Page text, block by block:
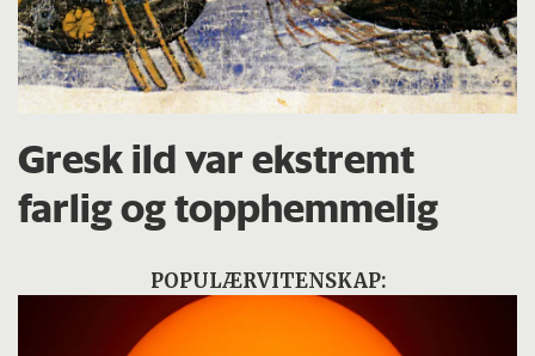
Gresk ild var ekstremt
farlig og topphemmelig
POPULÆRVITENSKAP: